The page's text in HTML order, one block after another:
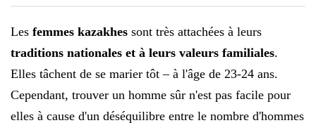
Les femmes kazakhes sont très attachées à leurs
traditions nationales et à leurs valeurs familiales.
Elles tâchent de se marier tôt – à l'âge de 23-24 ans.
Cependant, trouver un homme sûr n'est pas facile pour
elles à cause d'un déséquilibre entre le nombre d'hommes